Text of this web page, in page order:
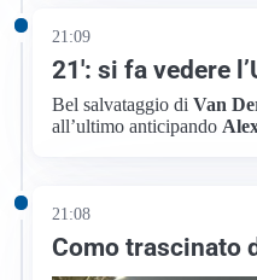
21:09
21′: si fa vedere
Bel salvataggio diVan
all’ultimo anticipando
21:08
Como trascinato